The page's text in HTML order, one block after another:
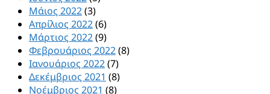
Μάιος 2022(3)
Απρίλιος 2022(6)
Μάρτιος 2022(9)
Φεβρουάριος 2022(8)
Ιανουάριος 2022(7)
Δεκέμβριος 2021 (8)
Νοέμβριος 2021 (8)